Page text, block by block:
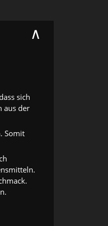
sich
aus der
Somit
∧